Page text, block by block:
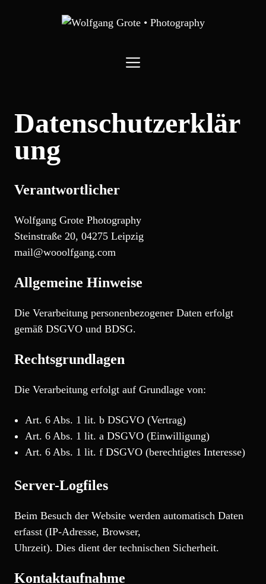
Menü
Datenschutzerklär
ung
Verantwortlicher
Wolfgang Grote Photography
Steinstraße 20, 04275 Leipzig
mail@wooolfgang.com
Allgemeine Hinweise
Die Verarbeitung personenbezogener Daten erfolgt
gemäß DSGVO und BDSG.
Rechtsgrundlagen
Die Verarbeitung erfolgt auf Grundlage von:
Art. 6 Abs. 1 lit. b DSGVO (Vertrag)
Art. 6 Abs. 1 lit. a DSGVO (Einwilligung)
Art. 6 Abs. 1 lit. f DSGVO (berechtigtes Interesse)
Server-Logfiles
Beim Besuch der Website werden automatisch Daten
erfasst (IP-Adresse, Browser,
Uhrzeit). Dies dient der technischen Sicherheit.
Kontaktaufnahme